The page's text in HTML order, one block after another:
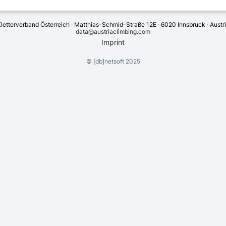
Österreich · Matthias-Schmid-Straße 12E · 6020 Innsbruck ·
data@austriaclimbing.com
Imprint
© [db]netsoft2025